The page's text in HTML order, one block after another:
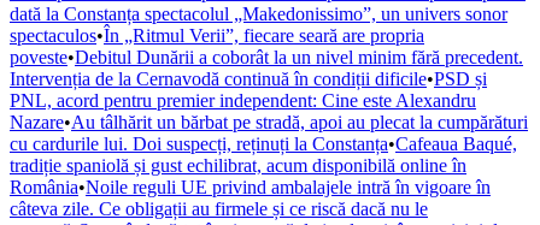
dată la Constanța spectacolul „Makedonissimo”, un univers sonor
spectaculos•În „Ritmul Verii”, fiecare seară are propria
poveste•Debitul Dunării a coborât la un nivel minim fără precedent.
Intervenția de la Cernavodă continuă în condiții dificile•PSD și
PNL, acord pentru premier independent: Cine este Alexandru
Nazare•Au tâlhărit un bărbat pe stradă, apoi au plecat la cumpărături
cu cardurile lui. Doi suspecți, reținuți la Constanța•Cafeaua Baqué,
tradiție spaniolă și gust echilibrat, acum disponibilă online în
România•Noile reguli UE privind ambalajele intră în vigoare în
câteva zile. Ce obligații au firmele și ce riscă dacă nu le